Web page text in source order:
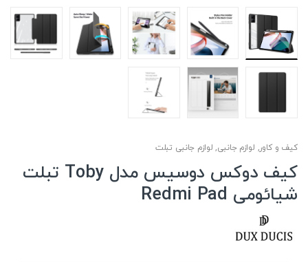
کیف و کاور, لوازم جانبی, لوازم جانبی تبلت
کیف دوکس دوسیس مدل Toby تبلت
شیائومی Redmi Pad